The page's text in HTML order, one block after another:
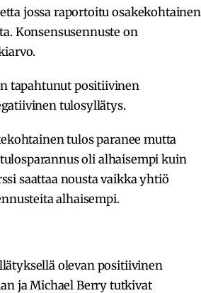
jossa raportoitu osakekohtainen
Konsensusennuste on
tapahtunut positiivinen
tulosyllätys.
tulos paranee mutta
oli alhaisempi kuin
saattaa nousta vaikka yhtiö
alhaisempi.
olevan positiivinen
ja Michael Berry tutkivat